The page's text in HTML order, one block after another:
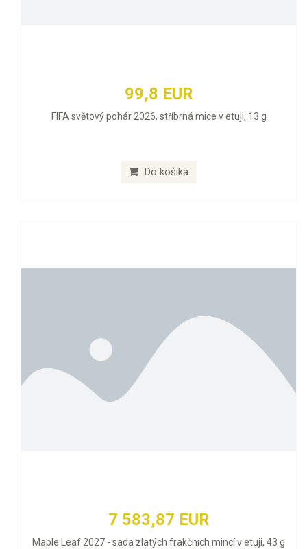
99,8 EUR
FIFA světový pohár 2026, stříbrná mice v etuji, 13 g
Do košíka
7 583,87 EUR
Maple Leaf 2027 - sada zlatých frakčních mincí v etuji, 43 g